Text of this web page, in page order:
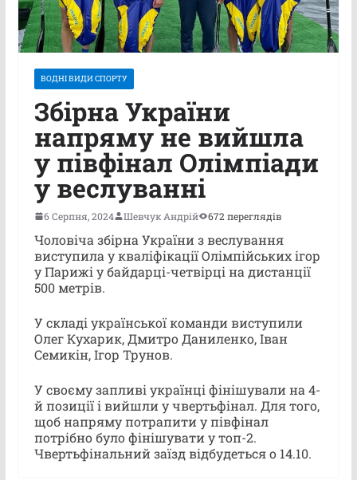
ВОДНІ ВИДИ СПОРТУ
Збірна України
напряму не вийшла
у півфінал Олімпіади
у веслуванні
6 Серпня, 2024 Шевчук Андрій 672 переглядів
Чоловіча збірна України з веслування
виступила у кваліфікації Олімпійських ігор
у Парижі у байдарці-четвірці на дистанції
500 метрів.
У складі української команди виступили
Олег Кухарик, Дмитро Даниленко, Іван
Семикін, Ігор Трунов.
У своєму запливі українці фінішували на 4-
й позиції і вийшли у чвертьфінал. Для того,
щоб напряму потрапити у півфінал
потрібно було фінішувати у топ-2.
Чвертьфінальний заїзд відбудеться о 14.10.